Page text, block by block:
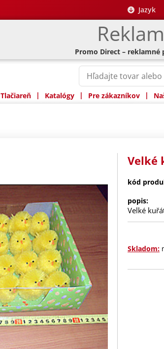
Jazyk
Promo Direct – reklamné
Tlačiareň | Katalógy | Pre zákazníkov |
Velké
kód
popis:
Velké
Skladom: